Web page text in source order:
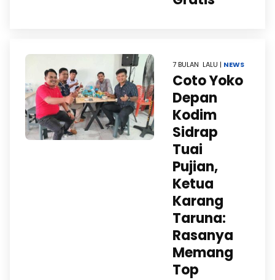
7 BULAN LALU | NEWS
Coto Yoko
Depan
Kodim
Sidrap
Tuai
Pujian,
Ketua
Karang
Taruna:
Rasanya
Memang
Top